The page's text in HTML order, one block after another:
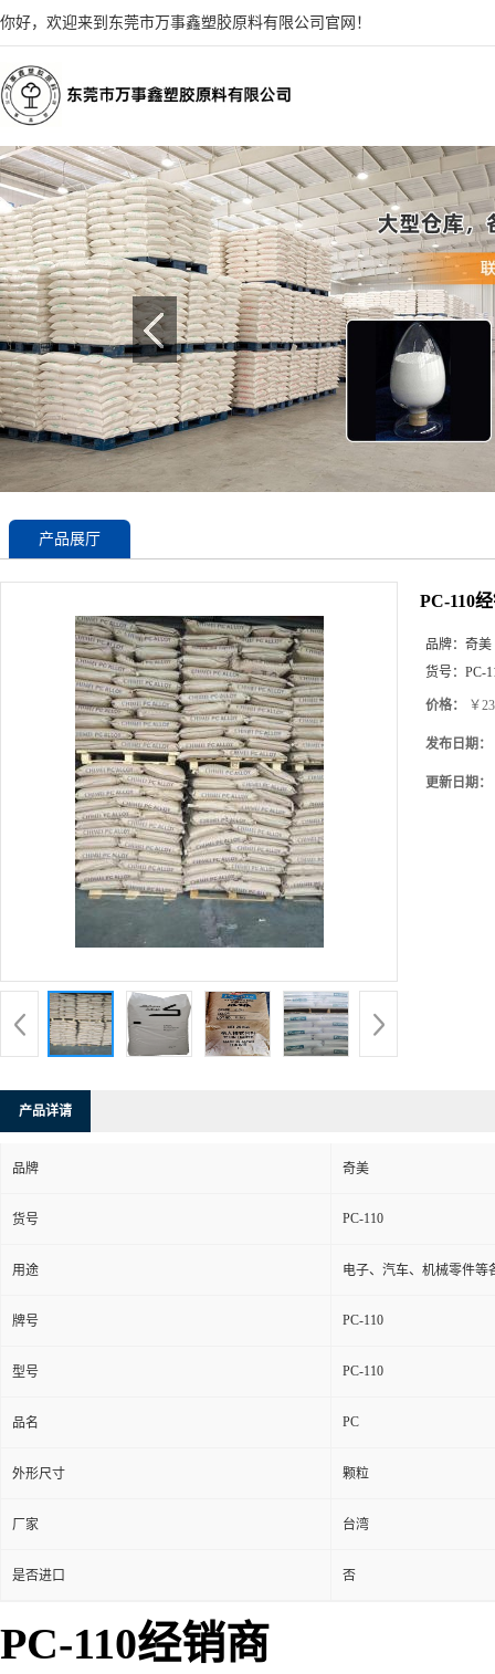
你好，欢迎来到东莞市万事鑫塑胶原料有限公司官网！
产品展厅
PC-110
品牌： 奇美
货号： PC-
价格： ￥
发布日期：
更新日期：
产品详请
品牌 奇美
货号 PC-110
用途 电子、汽车、机械零件等
牌号 PC-110
型号 PC-110
品名 PC
外形尺寸 颗粒
厂家 台湾
是否进口 否
PC-110经销商